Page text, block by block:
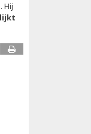
Hij